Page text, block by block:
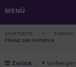
MENÜ
STARTSEITE THEMEN
FRANZ 360 KAPSELN
Zurück Vorheriger